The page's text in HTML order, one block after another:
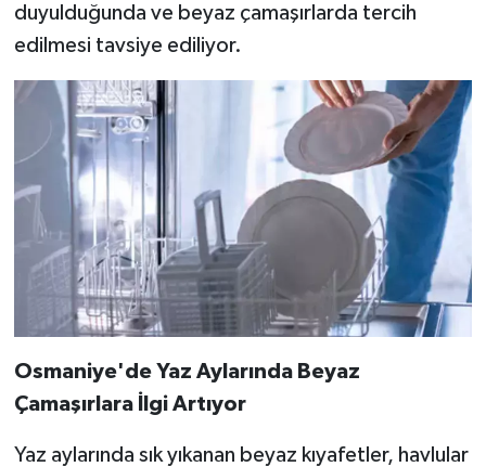
duyulduğunda ve beyaz çamaşırlarda tercih
edilmesi tavsiye ediliyor.
Osmaniye'de Yaz Aylarında Beyaz
Çamaşırlara İlgi Artıyor
Yaz aylarında sık yıkanan beyaz kıyafetler, havlular